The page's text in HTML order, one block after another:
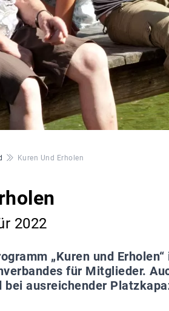
Kuren Und Erholen
2022
„Kuren und
für Mitglieder.
bei ausreichender